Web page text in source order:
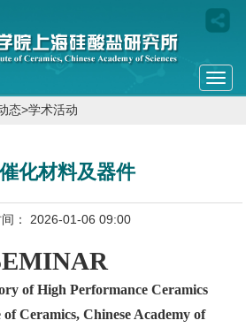
态>学术活动
化材料及器件
： 2026-01-06 09:00
of High Performance Ceramics
Ceramics, Chinese Academy of